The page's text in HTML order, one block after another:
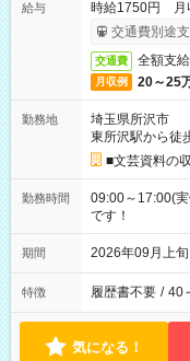
給与
時給1750円 月
交通費別途
交通費 全額支給
月収例 20～25
勤務地
埼玉県所沢市
東所沢駅から徒
■文芸資料の
勤務時間
09:00～17:00(
です！
期間 2026年09月上
特徴 履歴書不要 / 40
気になる！